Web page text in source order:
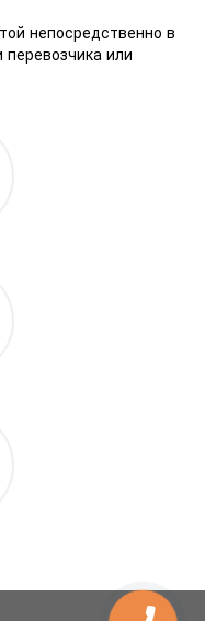
непосредственно в
или